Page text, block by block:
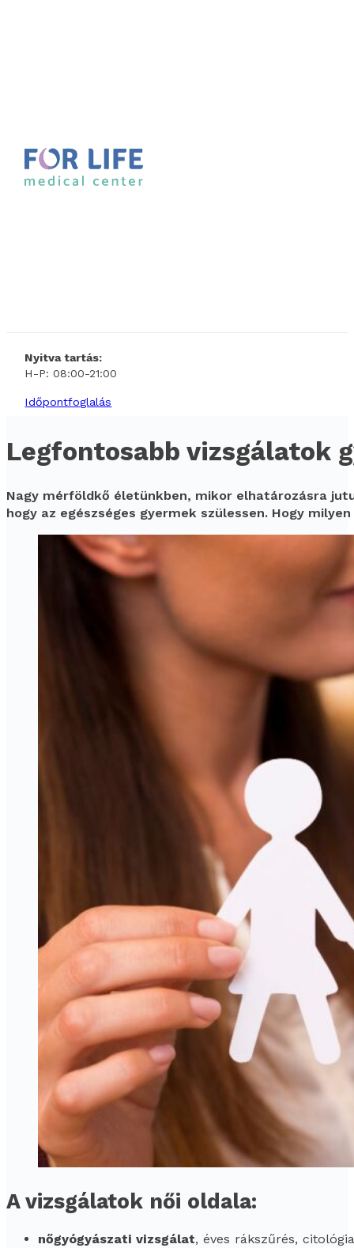
Nyitva tartás:
H-P: 08:00-21:00
Időpontfoglalás
Legfontosabb vizsgálatok
Nagy mérföldkő életünkben, mikor elhatározásra
hogy az egészséges gyermek szülessen. Hogy
A vizsgálatok női oldala:
nőgyógyászati vizsgálat, éves rákszűrés,